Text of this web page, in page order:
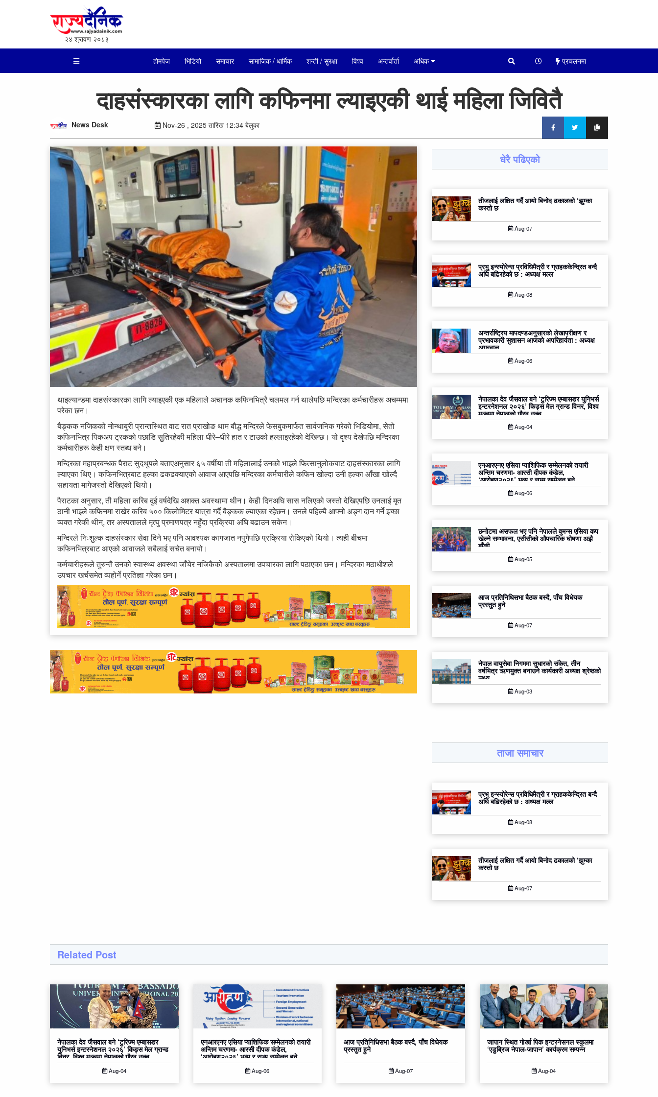
२४ श्रावण २०८३
होमपेज भिडियो समाचार सामाजिक / धार्मिक शन्ती / सुरक्षा विश्व अन्तर्वार्ता अधिक प्रचलनमा
दाहसंस्कारका लागि कफिन​मा ल्याइएकी थाई महिला जिवितै
News Desk Nov-26 , 2025 तारिख 12:34 बेलुका
थाइल्यान्डमा दाहसंस्कारका लागि ल्याइएकी एक महिलाले अचानक कफिनभित्रै चलमल गर्न थालेपछि मन्दिरका कर्मचारीहरू अचम्ममा
परेका छन।
बैङ्कक नजिकको नोन्थाबुरी प्रान्तस्थित वाट रात प्राखोङ थाम बौद्ध मन्दिरले फेसबुकमार्फत सार्वजनिक गरेको भिडियोमा, सेतो
कफिनभित्र पिकअप ट्रकको पछाडि सुतिरहेकी महिला धीरे–धीरे हात र टाउको हल्लाइरहेको देखिन्छ। यो दृश्य देखेपछि मन्दिरका
कर्मचारीहरू केही क्षण स्तब्ध बने।
मन्दिरका महाप्रबन्धक पैराट सुदथुपले बताएअनुसार ६५ वर्षीया ती महिलालाई उनको भाइले फित्सानुलोकबाट दाहसंस्कारका लागि
ल्याएका थिए। कफिनभित्रबाट हल्का ढकढक्याएको आवाज आएपछि मन्दिरका कर्मचारीले कफिन खोल्दा उनी हल्का आँखा खोल्दै
सहायता मागेजस्तो देखिएको थियो।
पैराटका अनुसार, ती महिला करिब दुई वर्षदेखि अशक्त अवस्थामा थीन। केही दिनअघि सास नलिएको जस्तो देखिएपछि उनलाई मृत
ठानी भाइले कफिनमा राखेर करिब ५०० किलोमिटर यात्रा गर्दै बैङ्कक ल्याएका रहेछन। उनले पहिल्यै आफ्नो अङ्ग दान गर्ने इच्छा
व्यक्त गरेकी थीन्, तर अस्पतालले मृत्यु प्रमाणपत्र नहुँदा प्रक्रिया अघि बढाउन सकेन।
मन्दिरले निःशुल्क दाहसंस्कार सेवा दिने भए पनि आवश्यक कागजात नपुगेपछि प्रक्रिया रोकिएको थियो। त्यही बीचमा
कफिनभित्रबाट आएको आवाजले सबैलाई सचेत बनायो।
कर्मचारीहरूले तुरुन्तै उनको स्वास्थ्य अवस्था जाँचेर नजिकैको अस्पतालमा उपचारका लागि पठाएका छन। मन्दिरका मठाधीशले
उपचार खर्चसमेत व्यहोर्ने प्रतिज्ञा गरेका छन।
धेरै पढिएको
तीजलाई लक्षित गर्दै आयो बिनोद ढकालको ‘झुम्का
कस्तो छ
Aug-07
प्रभु इन्स्योरेन्स प्रविधिमैत्री र ग्राहककेन्द्रित बन्दै
अघि बढिरहेको छ : अध्यक्ष मल्ल
Aug-08
अन्तर्राष्ट्रिय मापदण्डअनुसारको लेखापरीक्षण र
प्रभावकारी सुशासन आजको अपरिहार्यता : अध्यक्ष
अग्रवाल
Aug-06
नेपालका देव जैसवाल बने ‘टुरिज्म एम्बासडर युनिभर्स
इन्टरनेशनल २०२६’ किड्स मेल ग्रान्ड विनर, विश्व
मञ्चमा नेपालको गौरव उच्च
Aug-04
एनआरएनए एसिया प्याशिफिक सम्मेलनको तयारी
अन्तिम चरणमा- आरसी दीपक कंडेल,
‘आरोहण२०२६’ भव्य र सभ्य सम्मेलन हुने
Aug-06
छनोटमा असफल भए पनि नेपालले वुमन्स एसिया कप
खेल्ने सम्भावना, एसीसीको औपचारिक घोषणा अझै
बाँकी
Aug-05
आज प्रतिनिधिसभा बैठक बस्दै, पाँच विधेयक
प्रस्तुत हुने
Aug-07
नेपाल वायुसेवा निगममा सुधारको संकेत, तीन
वर्षभित्र ऋणमुक्त बनाउने कार्यकारी अध्यक्ष श्रेष्ठको
लक्ष्य
Aug-03
ताजा समाचार
प्रभु इन्स्योरेन्स प्रविधिमैत्री र ग्राहककेन्द्रित बन्दै
अघि बढिरहेको छ : अध्यक्ष मल्ल
Aug-08
तीजलाई लक्षित गर्दै आयो बिनोद ढकालको ‘झुम्का
कस्तो छ
Aug-07
Related Post
नेपालका देव जैसवाल बने ‘टुरिज्म एम्बासडर
युनिभर्स इन्टरनेशनल २०२६’ किड्स मेल ग्रान्ड
विनर, विश्व मञ्चमा नेपालको गौरव उच्च
Aug-04
एनआरएनए एसिया प्याशिफिक सम्मेलनको तयारी
अन्तिम चरणमा- आरसी दीपक कंडेल,
‘आरोहण२०२६’ भव्य र सभ्य सम्मेलन हुने
Aug-06
आज प्रतिनिधिसभा बैठक बस्दै, पाँच विधेयक
प्रस्तुत हुने
Aug-07
जापान स्थित गोर्खा पिक इन्टरनेसनल स्कुलमा
‘एडुब्रिज नेपाल-जापान’ कार्यक्रम सम्पन्न
Aug-04